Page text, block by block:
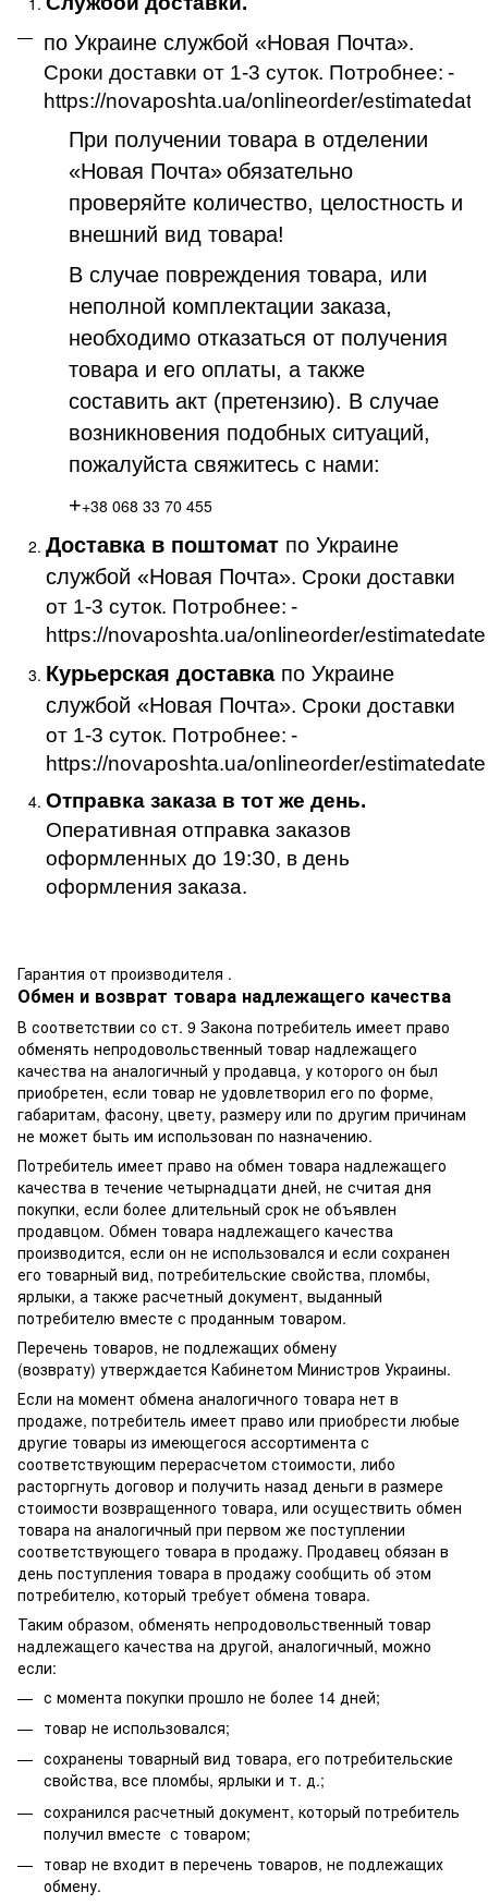
по Украине службой «Новая Почта».
Сроки доставки от 1-3 суток. Потробнее: -
https://novaposhta.ua/onlineorder/estimatedate
При получении товара в отделении
«Новая Почта»обязательно
проверяйте количество, целостность и
внешний вид товара!
В случае повреждения товара, или
неполной комплектации заказа,
необходимо отказаться от получения
товара и его оплаты, а также
составить акт (претензию). В случае
возникновения подобных ситуаций,
пожалуйста свяжитесь с нами:
++38 068 33 70 455
Доставка в поштомат по Украине
службой «Новая Почта». Сроки доставки
от 1-3 суток. Потробнее: -
https://novaposhta.ua/onlineorder/estimatedate
Курьерская доставка по Украине
службой «Новая Почта». Сроки доставки
от 1-3 суток. Потробнее: -
https://novaposhta.ua/onlineorder/estimatedate
Отправка заказа в тот же день.
Оперативная отправка заказов
оформленных до 19:30, в день
оформления заказа.
Гарантия от производителя .
Обмен и возврат товара надлежащего качества
В соответствии со ст. 9 Закона потребитель имеет право
обменять непродовольственный товар надлежащего
качества на аналогичный у продавца, у которого он был
приобретен, если товар не удовлетворил его по форме,
габаритам, фасону, цвету, размеру или по другим причинам
не может быть им использован по назначению.
Потребитель имеет право на обмен товара надлежащего
качества в течение четырнадцати дней, не считая дня
покупки, если более длительный срок не объявлен
продавцом. Обмен товара надлежащего качества
производится, если он не использовался и если сохранен
его товарный вид, потребительские свойства, пломбы,
ярлыки, а также расчетный документ, выданный
потребителю вместе с проданным товаром.
Перечень товаров, не подлежащих обмену
(возврату) утверждается Кабинетом Министров Украины.
Если на момент обмена аналогичного товара нет в
продаже, потребитель имеет право или приобрести любые
другие товары из имеющегося ассортимента с
соответствующим перерасчетом стоимости, либо
расторгнуть договор и получить назад деньги в размере
стоимости возвращенного товара, или осуществить обмен
товара на аналогичный при первом же поступлении
соответствующего товара в продажу. Продавец обязан в
день поступления товара в продажу сообщить об этом
потребителю, который требует обмена товара.
Таким образом, обменять непродовольственный товар
надлежащего качества на другой, аналогичный, можно
если:
с момента покупки прошло не более 14 дней;
товар не использовался;
сохранены товарный вид товара, его потребительские
свойства, все пломбы, ярлыки и т. д.;
сохранился расчетный документ, который потребитель
получил вместе с товаром;
товар не входит в перечень товаров, не подлежащих
обмену.